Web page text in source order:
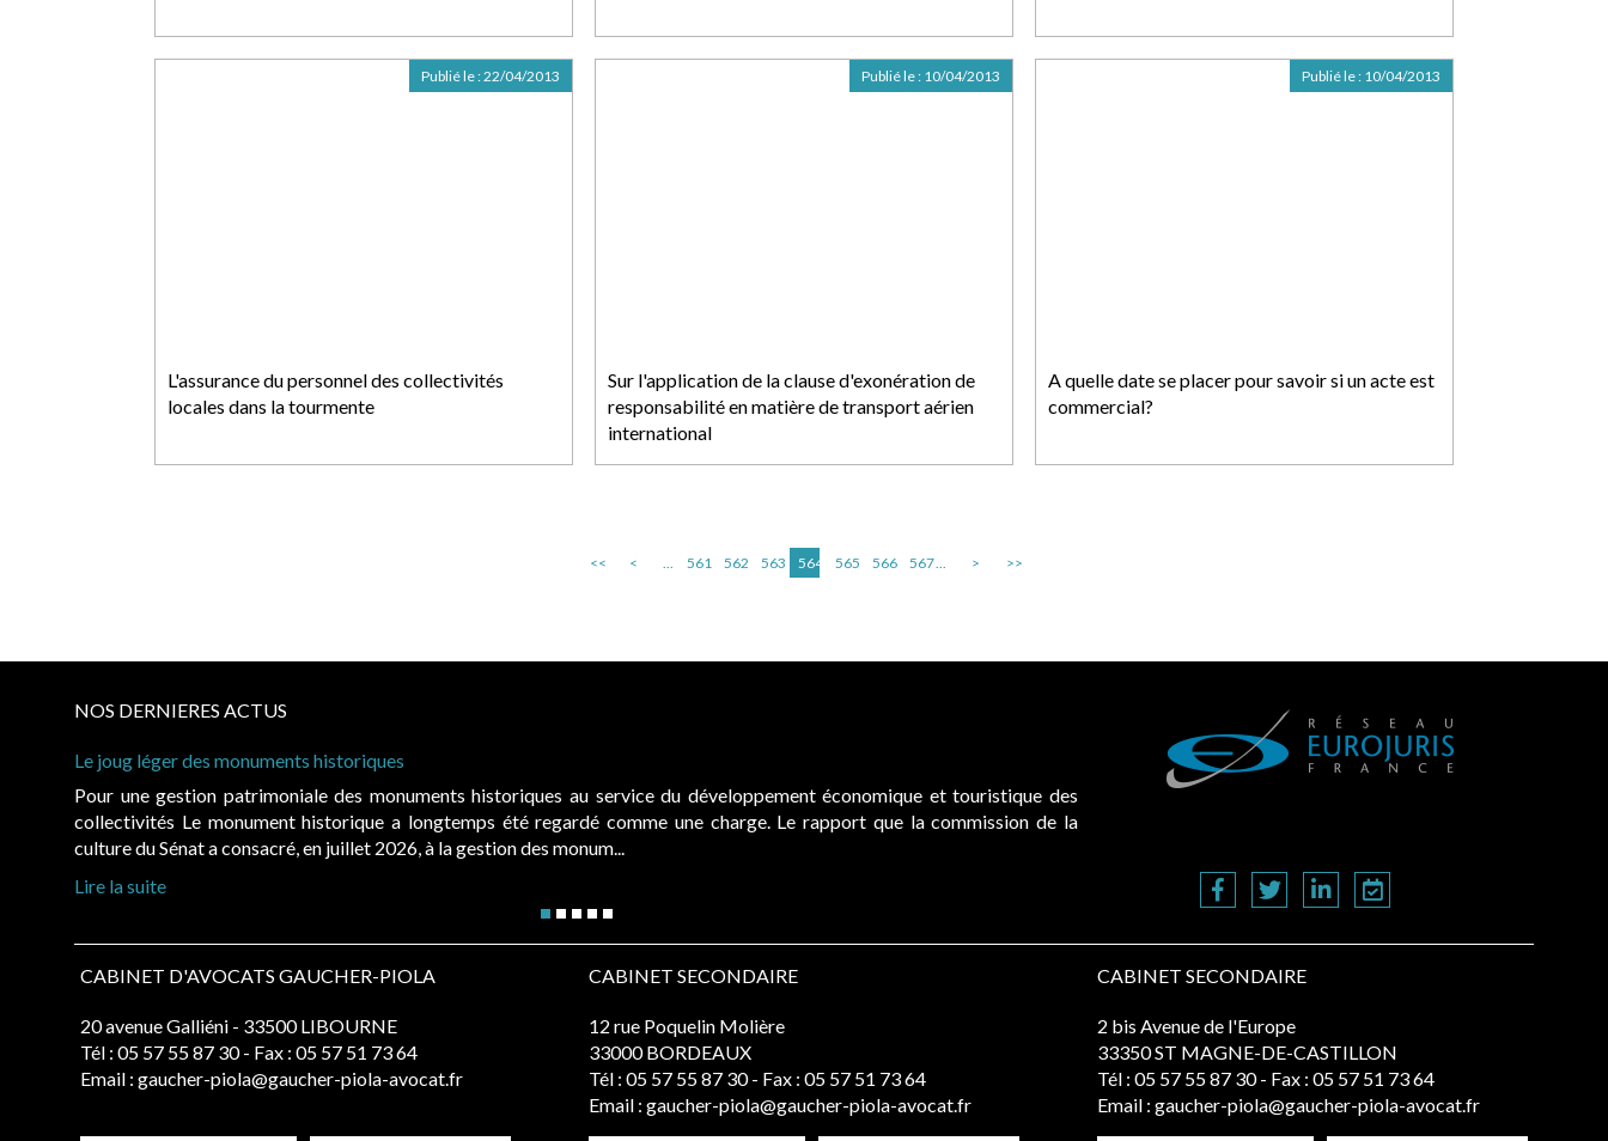
L'assurance du personnel des collectivités
locales dans la tourmente
Publié le :22/04/2013
Sur l'application de la clause d'exonération de
responsabilité en matière de transport aérien
international
Publié le : 10/04/2013
A quelle date se placer pour savoir si un acte est
commercial?
Publié le : 10/04/2013
<< < ... 561 562 563 564 565 566 567... > >>
NOS DERNIERES ACTUS
Le joug léger des monuments historiques
Pour une gestion patrimoniale des monuments historiques au service du développement économique et touristique des
collectivités Le monument historique a longtemps été regardé comme une charge. Le rapport que la commission de la
culture du Sénat a consacré, en juillet 2026, à la gestion des monum...
Lire la suite
CABINET D'AVOCATS GAUCHER-PIOLA
20 avenue Galliéni - 33500 LIBOURNE
Tél : 05 57 55 87 30 - Fax : 05 57 51 73 64
Email : gaucher-piola@gaucher-piola-avocat.fr
CABINET SECONDAIRE
12 rue Poquelin Molière
33000 BORDEAUX
Tél : 05 57 55 87 30 - Fax : 05 57 51 73 64
Email : gaucher-piola@gaucher-piola-avocat.fr
CABINET SECONDAIRE
2 bis Avenue de l'Europe
33350 ST MAGNE-DE-CASTILLON
Tél : 05 57 55 87 30 - Fax : 05 57 51 73 64
Email : gaucher-piola@gaucher-piola-avocat.fr